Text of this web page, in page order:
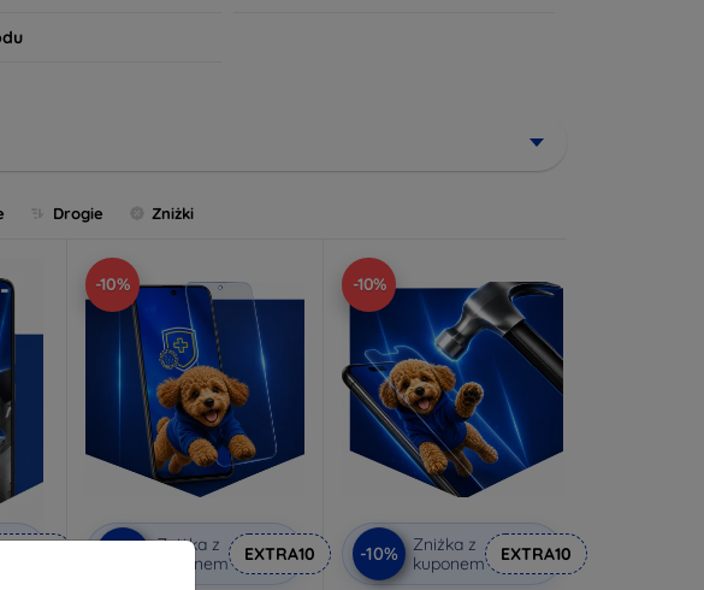
Drogie Zniżki
-10%
Zniżka z
kuponem
EXTRA10
-10%
-10%
Zniżka z
kuponem
EXTRA10